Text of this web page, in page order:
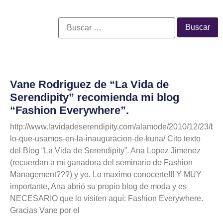
Vane Rodriguez de “La Vida de
Serendipity” recomienda mi blog
“Fashion Everywhere”.
http://www.lavidadeserendipity.com/alamode/2010/12/23/
lo-que-usamos-en-la-inauguracion-de-kuna/ Cito texto
del Blog “La Vida de Serendipity”. Ana Lopez Jimenez
(recuerdan a mi ganadora del seminario de Fashion
Management???) y yo. Lo maximo conocerte!!! Y MUY
importante, Ana abrió su propio blog de moda y es
NECESARIO que lo visiten aquí: Fashion Everywhere.
Gracias Vane por el